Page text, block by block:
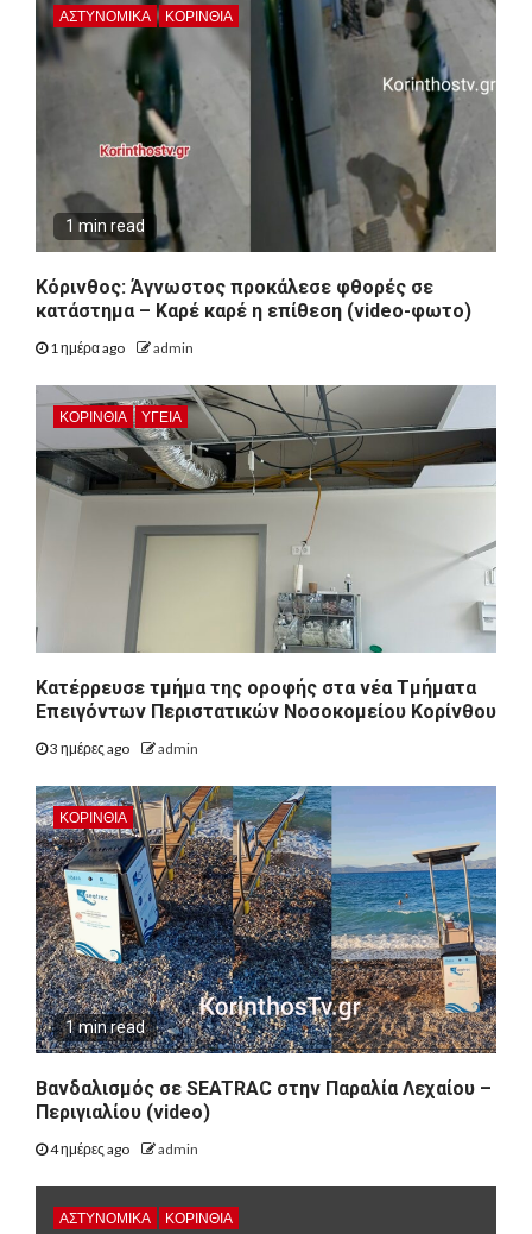
ΑΣΤΥΝΟΜΙΚΑ ΚΟΡΙΝΘΊΑ
1 min read
Κόρινθος: Άγνωστος προκάλεσε φθορές σε
κατάστημα – Καρέ καρέ η επίθεση (video-φωτο)
1 ημέρα ago admin
ΚΟΡΙΝΘΊΑ ΥΓΕΙΑ
Kατέρρευσε τμήμα της οροφής στα νέα Τμήματα
Επειγόντων Περιστατικών Νοσοκομείου Κορίνθου
3 ημέρες ago admin
ΚΟΡΙΝΘΊΑ
1 min read
Βανδαλισμός σε SEATRAC στην Παραλία Λεχαίου –
Περιγιαλίου (video)
4 ημέρες ago admin
ΑΣΤΥΝΟΜΙΚΑ ΚΟΡΙΝΘΊΑ